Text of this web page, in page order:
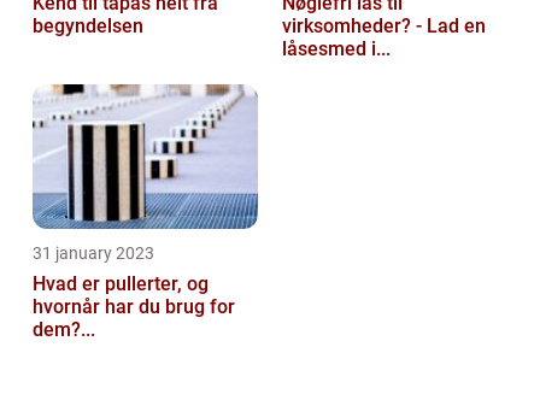
begyndelsen
virksomheder? - Lad en
låsesmed i...
31 january 2023
Hvad er pullerter, og
hvornår har du brug for
dem?...